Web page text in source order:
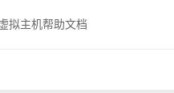
拟主机帮助文档